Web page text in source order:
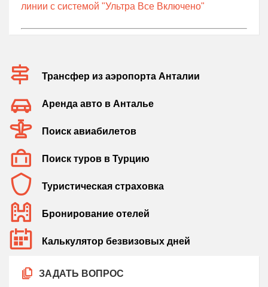
линии с системой "Ультра Все Включено"
Трансфер из аэропорта Анталии
Аренда авто в Анталье
Поиск авиабилетов
Поиск туров в Турцию
Туристическая страховка
Бронирование отелей
Калькулятор безвизовых дней
ЗАДАТЬ ВОПРОС